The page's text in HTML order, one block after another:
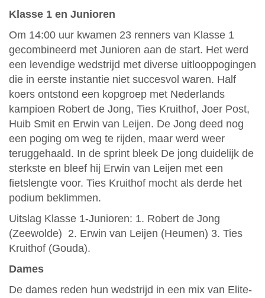
Klasse 1 en Junioren
Om 14:00 uur kwamen 23 renners van Klasse 1
gecombineerd met Junioren aan de start. Het werd
een levendige wedstrijd met diverse uitlooppogingen
die in eerste instantie niet succesvol waren. Half
koers ontstond een kopgroep met Nederlands
kampioen Robert de Jong, Ties Kruithof, Joer Post,
Huib Smit en Erwin van Leijen. De Jong deed nog
een poging om weg te rijden, maar werd weer
teruggehaald. In de sprint bleek De jong duidelijk de
sterkste en bleef hij Erwin van Leijen met een
fietslengte voor. Ties Kruithof mocht als derde het
podium beklimmen.
Uitslag Klasse 1-Junioren: 1. Robert de Jong
(Zeewolde) 2. Erwin van Leijen (Heumen) 3. Ties
Kruithof (Gouda).
Dames
De dames reden hun wedstrijd in een mix van Elite-